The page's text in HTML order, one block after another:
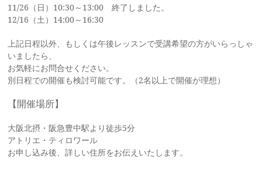
11/26（日）10:30～13:00 終了しました。
12/16（土）14:00～16:30
上記日程以外、もしくは午後レッスンで受講希望の方がいらっしゃ
いましたら、
お気軽にお問合せください。
別日程での開催も検討可能です。（2名以上で開催が理想）
【開催場所】
大阪北摂・阪急豊中駅より徒歩5分
アトリエ・ティロワール
お申し込み後、詳しい住所をお伝えいたします。